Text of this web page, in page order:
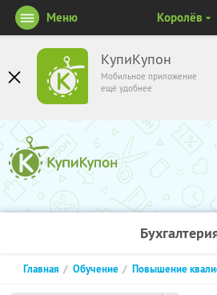
КупиКупон
Мобильное приложение
ещё удобнее
Меню Королёв
Главная Обучение Повышение